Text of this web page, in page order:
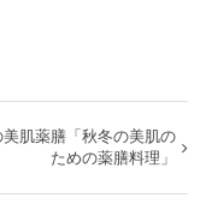
美肌薬膳「秋冬の美肌の
ための薬膳料理」